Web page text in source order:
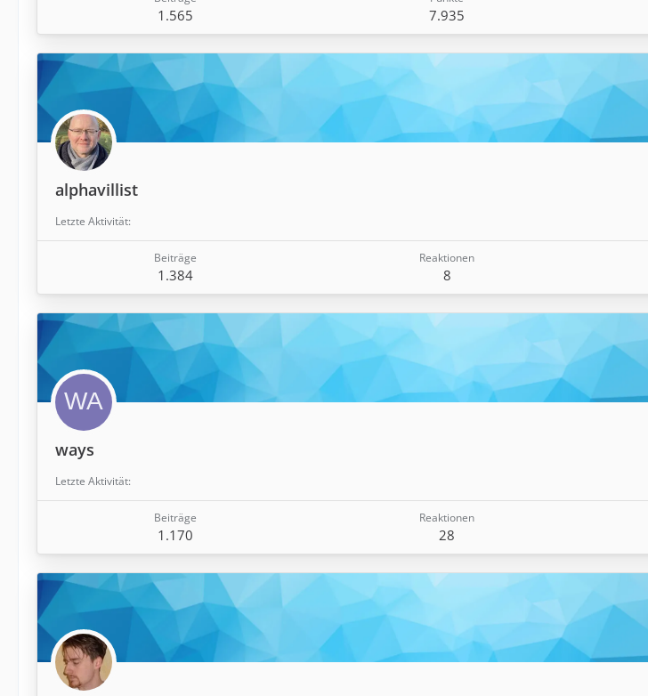
1.565 7.935
alphavillist
Letzte Aktivität
Beiträge
1.384
Reaktionen
8
ways
Letzte Aktivität
Beiträge
1.170
Reaktionen
28